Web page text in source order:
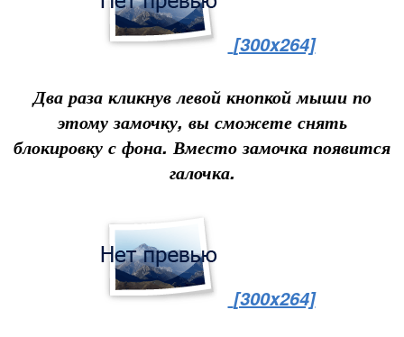
[300x264]
Два раза кликнув левой кнопкой мыши по
этому замочку, вы сможете снять
блокировку с фона. Вместо замочка появится
галочка.
[300x264]